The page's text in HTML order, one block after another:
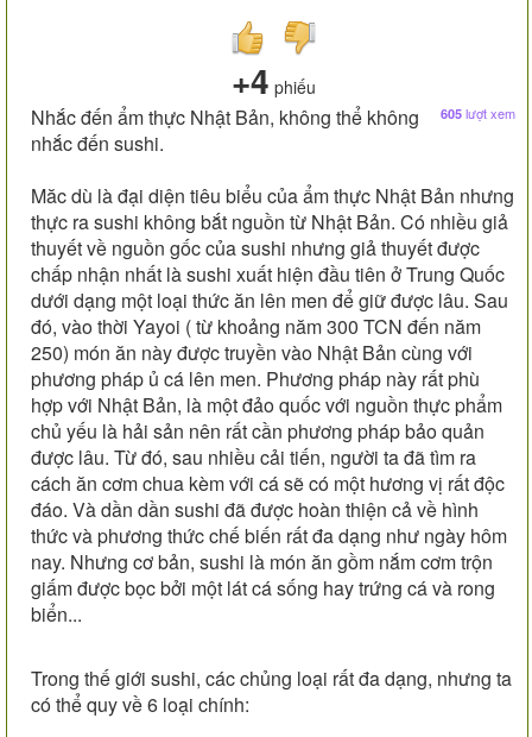
+4 phiếu
605 lượt xem
Nhắc đến ẩm thực Nhật Bản, không thể không
nhắc đến sushi.
Măc dù là đại diện tiêu biểu của ẩm thực Nhật Bản nhưng
thực ra sushi không bắt nguồn từ Nhật Bản. Có nhiều giả
thuyết về nguồn gốc của sushi nhưng giả thuyết được
chấp nhận nhất là sushi xuất hiện đầu tiên ở Trung Quốc
dưới dạng một loại thức ăn lên men để giữ được lâu. Sau
đó, vào thời Yayoi ( từ khoảng năm 300 TCN đến năm
250) món ăn này được truyền vào Nhật Bản cùng với
phương pháp ủ cá lên men. Phương pháp này rất phù
hợp với Nhật Bản, là một đảo quốc với nguồn thực phẩm
chủ yếu là hải sản nên rất cần phương pháp bảo quản
được lâu. Từ đó, sau nhiều cải tiến, người ta đã tìm ra
cách ăn cơm chua kèm với cá sẽ có một hương vị rất độc
đáo. Và dần dần sushi đã được hoàn thiện cả về hình
thức và phương thức chế biến rất đa dạng như ngày hôm
nay. Nhưng cơ bản, sushi là món ăn gồm nắm cơm trộn
giấm được bọc bởi một lát cá sống hay trứng cá và rong
biển...
Trong thế giới sushi, các chủng loại rất đa dạng, nhưng ta
có thể quy về 6 loại chính: